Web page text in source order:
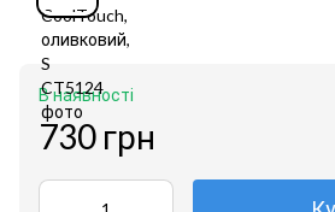
В наявності
730 грн